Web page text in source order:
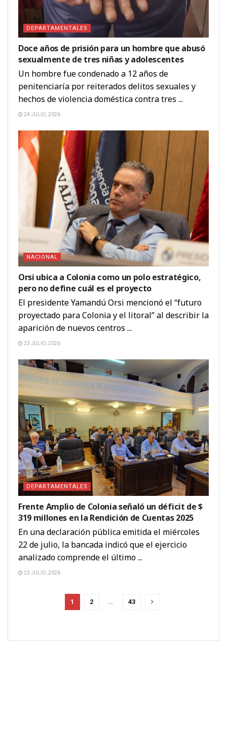
DEPARTAMENTALES
Doce años de prisión para un hombre que abusó
sexualmente de tres niñas y adolescentes
Un hombre fue condenado a 12 años de
penitenciaría por reiterados delitos sexuales y
hechos de violencia doméstica contra tres ...
24 JULIO, 2026
NACIONAL
Orsi ubica a Colonia como un polo estratégico,
pero no define cuál es el proyecto
El presidente Yamandú Orsi mencionó el “futuro
proyectado para Colonia y el litoral” al describir la
aparición de nuevos centros ...
23 JULIO, 2026
DEPARTAMENTALES
Frente Amplio de Colonia señaló un déficit de $
319 millones en la Rendición de Cuentas 2025
En una declaración pública emitida el miércoles
22 de julio, la bancada indicó que el ejercicio
analizado comprende el último ...
23 JULIO, 2026
1 2 … 43